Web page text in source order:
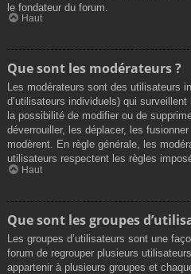
le fondateur du forum.
Haut
Que sont les modérateurs ?
Les modérateurs sont des utilisateurs
d’utilisateurs individuels) qui
la possibilité de modifier ou de
déverrouiller, les déplacer, les
modèrent. En règle générale, les
utilisateurs respectent les règles
Haut
Que sont les groupes
Les groupes d’utilisateurs sont une
forum de regrouper plusieurs
appartenir à plusieurs groupes et